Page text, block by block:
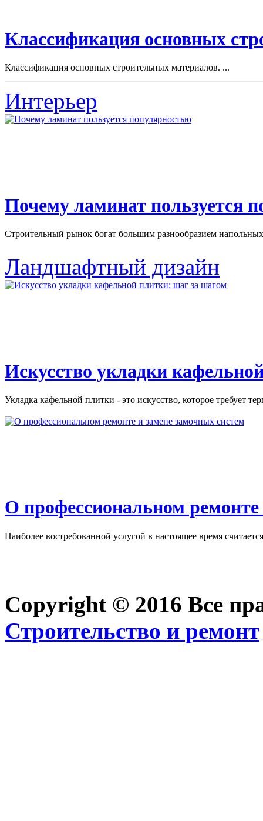
Классификация основных
Классификация основных строительных материалов. ...
Интерьер
Почему ламинат пользуется
Строительный рынок богат большим разнообразием
Ландшафтный дизайн
Искусство укладки
Укладка кафельной плитки - это искусство, которое требует
О профессиональном
Наиболее востребованной услугой в настоящее время
Copyright © 2016 Все
Строительство и ремонт